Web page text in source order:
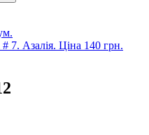
7. Азалія. Ціна 140 грн.